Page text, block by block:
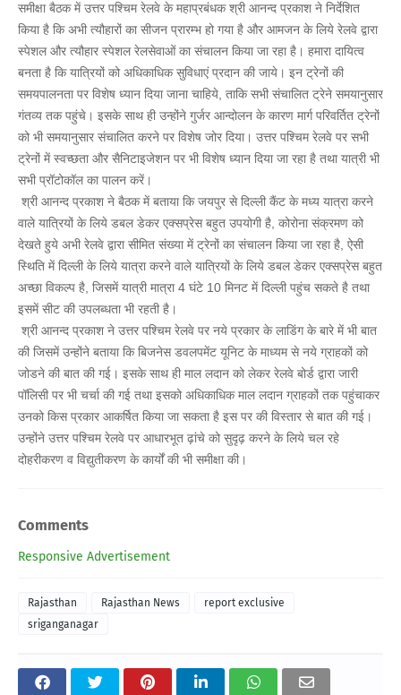
समीक्षा बैठक में उत्तर पश्चिम रेलवे के महाप्रबंधक श्री आनन्द प्रकाश ने निर्देशित
किया है कि अभी त्यौहारों का सीजन प्रारम्भ हो गया है और आमजन के लिये रेलवे द्वारा
स्पेशल और त्यौहार स्पेशल रेलसेवाओं का संचालन किया जा रहा है। हमारा दायित्व
बनता है कि यात्रियों को अधिकाधिक सुविधाएं प्रदान की जाये। इन ट्रेनों की
समयपालनता पर विशेष ध्यान दिया जाना चाहिये, ताकि सभी संचालित ट्रेने समयानुसार
गंतव्य तक पहुंचे। इसके साथ ही उन्होंने गुर्जर आन्दोलन के कारण मार्ग परिवर्तित ट्रेनों
को भी समयानुसार संचालित करने पर विशेष जोर दिया। उत्तर पश्चिम रेलवे पर सभी
ट्रेनों में स्वच्छता और सैनिटाइजेशन पर भी विशेष ध्यान दिया जा रहा है तथा यात्री भी
सभी प्राॅटोकाॅल का पालन करें।
श्री आनन्द प्रकाश ने बैठक में बताया कि जयपुर से दिल्ली कैंट के मध्य यात्रा करने
वाले यात्रियों के लिये डबल डेकर एक्सप्रेस बहुत उपयोगी है, कोरोना संक्रमण को
देखते हुये अभी रेलवे द्वारा सीमित संख्या में ट्रेनों का संचालन किया जा रहा है, ऐसी
स्थिति में दिल्ली के लिये यात्रा करने वाले यात्रियों के लिये डबल डेकर एक्सप्रेस बहुत
अच्छा विकल्प है, जिसमें यात्री मात्रा 4 घंटे 10 मिनट में दिल्ली पहुंच सकते है तथा
इसमें सीट की उपलब्धता भी रहती है।
श्री आनन्द प्रकाश ने उत्तर पश्चिम रेलवे पर नये प्रकार के लाडिंग के बारे में भी बात
की जिसमें उन्होंने बताया कि बिजनेस डवलपमेंट यूनिट के माध्यम से नये ग्राहकों को
जोडने की बात की गई। इसके साथ ही माल लदान को लेकर रेलवे बोर्ड द्वारा जारी
पाॅलिसी पर भी चर्चा की गई तथा इसको अधिकाधिक माल लदान ग्राहकों तक पहुंचाकर
उनको किस प्रकार आकर्षित किया जा सकता है इस पर की विस्तार से बात की गई।
उन्होंने उत्तर पश्चिम रेलवे पर आधारभूत ढ़ांचे को सुदृढ़ करने के लिये चल रहे
दोहरीकरण व विद्युतीकरण के कार्यों की भी समीक्षा की।
Comments
Responsive Advertisement
Rajasthan Rajasthan News
report exclusive
sriganganagar